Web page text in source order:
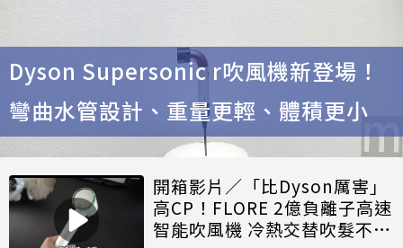
Dyson Supersonic r吹風機新登場！
彎曲水管設計、重量更輕、體積更小
開箱影片／「比Dyson厲害」
高CP！FLORE 2億負離子高速
智能吹風機 冷熱交替吹髮不打